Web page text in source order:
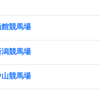
館競馬場
潟競馬場
山競馬場